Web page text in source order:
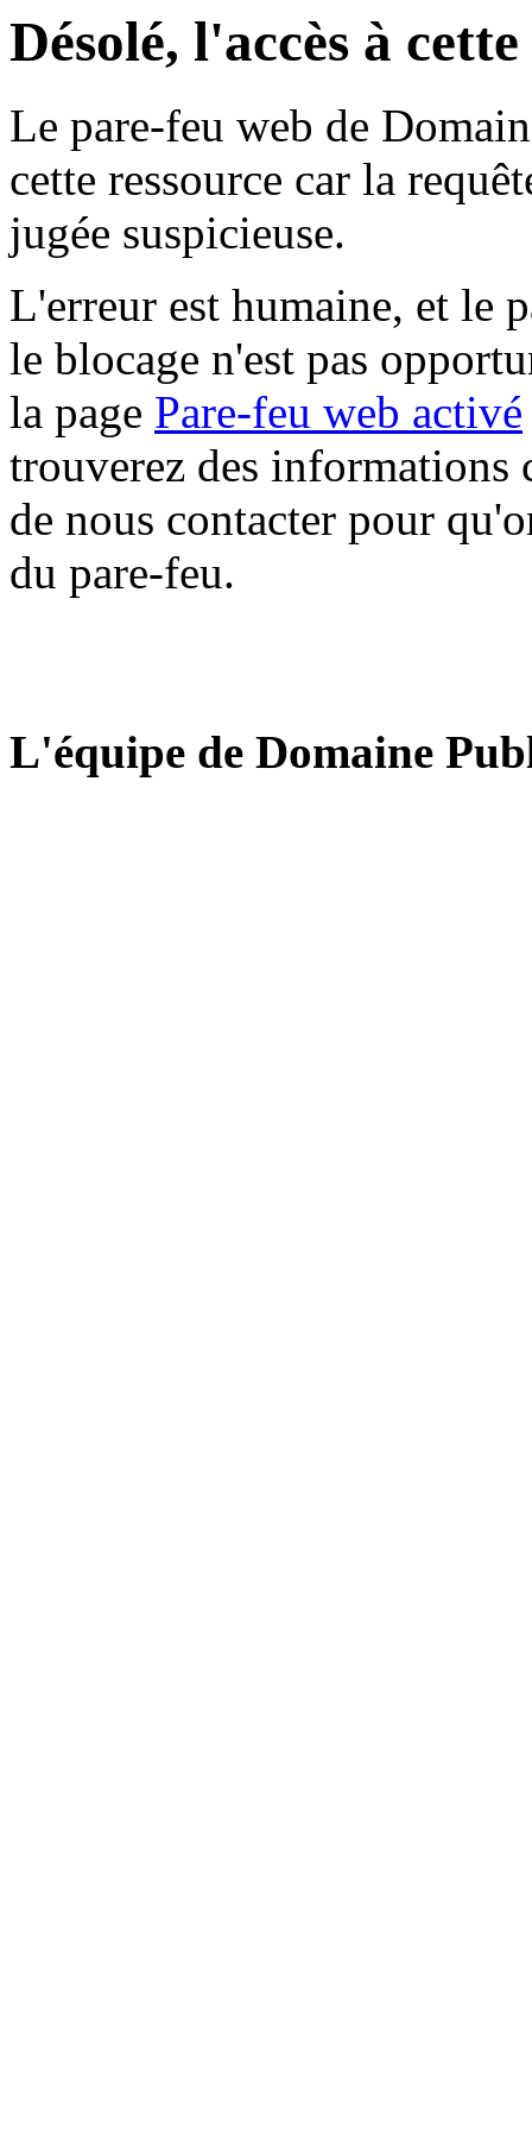
Désolé, l'accès à
Le pare-feu web de
cette ressource car la
jugée suspicieuse.
L'erreur est humaine, et le
le blocage n'est pas
la page Pare-feu web activé
trouverez des informations
de nous contacter pour
du pare-feu.
L'équipe de Domaine